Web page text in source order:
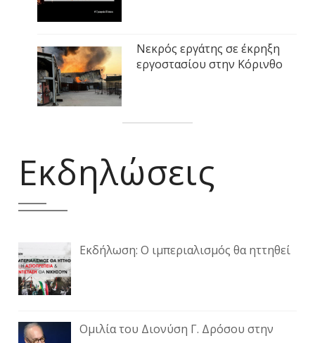
Νεκρός εργάτης σε έκρηξη
εργοστασίου στην Κόρινθο
Εκδηλώσεις
Εκδήλωση: Ο ιμπεριαλισμός θα ηττηθεί
Ομιλία του Διονύση Γ. Δρόσου στην